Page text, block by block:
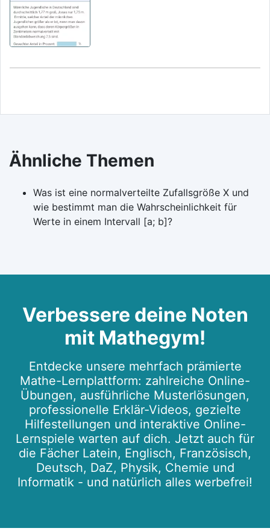
Ähnliche Themen
Was ist eine normalverteilte Zufallsgröße X und
wie bestimmt man die Wahrscheinlichkeit für
Werte in einem Intervall [a; b]?
Verbessere deine Noten
mit Mathegym!
Entdecke unsere mehrfach prämierte
Mathe-Lernplattform: zahlreiche Online-
Übungen, ausführliche Musterlösungen,
professionelle Erklär-Videos, gezielte
Hilfestellungen und interaktive Online-
Lernspiele warten auf dich. Jetzt auch für
die Fächer Latein, Englisch, Französisch,
Deutsch, DaZ, Physik, Chemie und
Informatik - und natürlich alles werbefrei!